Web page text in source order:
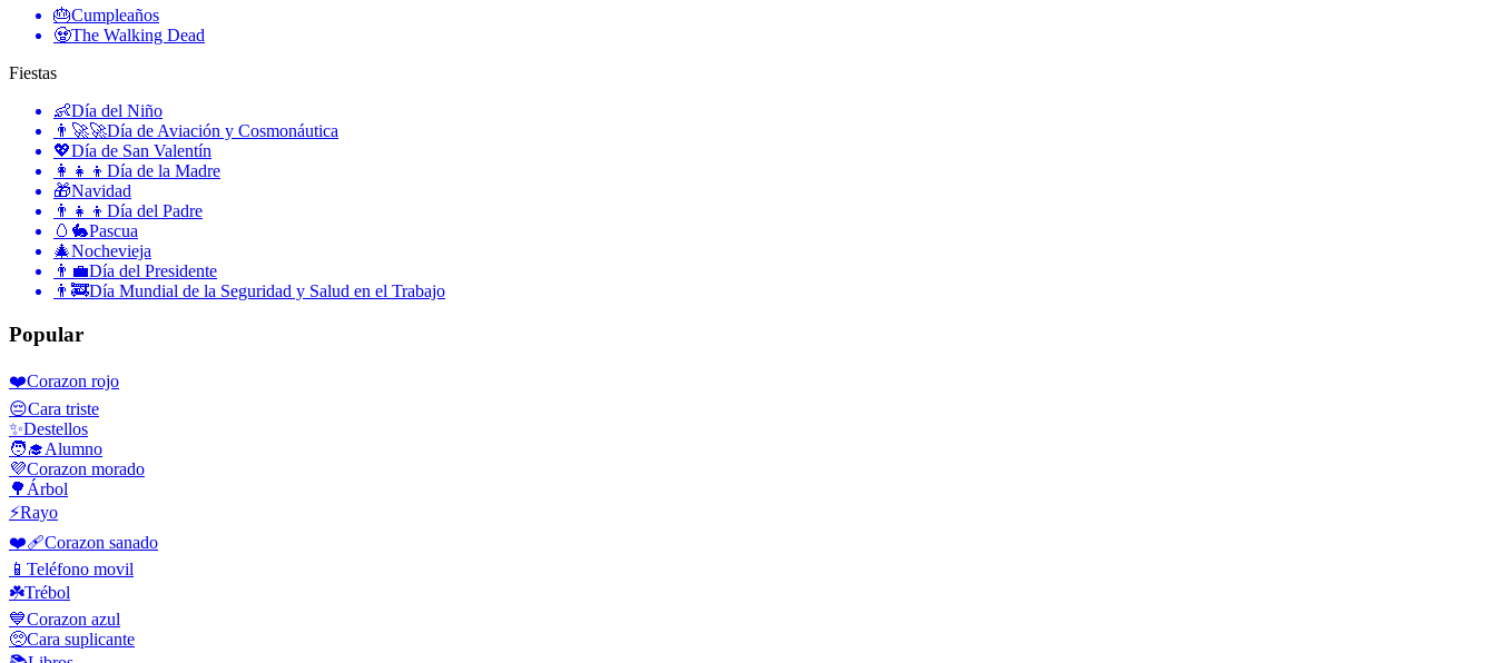
🎂Cumpleaños
🧟The Walking Dead
Fiestas
👶Día del Niño
👨‍🚀🚀Día de Aviación y Cosmonáutica
💖Día de San Valentín
👩‍👧‍👦 Día de la Madre
🎁Navidad
👨‍👧‍👦 Día del Padre
🥚🐇Pascua
🎄Nochevieja
👨‍💼Día del Presidente
👨‍🚒Día Mundial de la Seguridad y Salud en el Trabajo
Popular
❤️Corazon rojo
😔Cara triste
✨Destellos
🧑‍🎓Alumno
💜Corazon morado
🌳 Árbol
⚡Rayo
❤️‍🩹Corazon sanado
📱 Teléfono movil
☘️Trébol
💙Corazon azul
🥺Cara suplicante